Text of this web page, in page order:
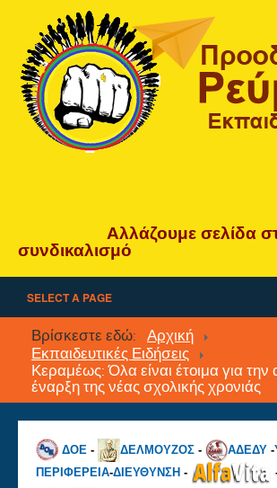
Αλλάζουμε σελίδα
συνδικαλισμό
Βρίσκεστε εδώ:
Αρχική
Εκπαιδευτικές Ειδήσεις
Κεραμέως: Όλα είναι έτοιμα για
έναρξη της νέας σχολικής χρονιάς
ΔΟΕ - ΔΕΛΜΟΥΖΟΣ - ΑΔΕΔΥ -
ΠΕΡΙΦΕΡΕΙΑ-ΔΙΕΥΘΥΝΣΗ -